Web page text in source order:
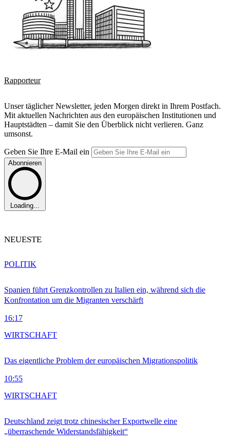
Rapporteur
Unser täglicher Newsletter, jeden Morgen direkt in Ihrem Postfach.
Mit aktuellen Nachrichten aus den europäischen Institutionen und
Hauptstädten – damit Sie den Überblick nicht verlieren. Ganz
umsonst.
Geben Sie Ihre E-Mail ein
Abonnieren
Loading...
NEUESTE
Spanien führt Grenzkontrollen zu Italien ein, während sich die
Konfrontation um die Migranten verschärft
16:17
POLITIK
Das eigentliche Problem der europäischen Migrationspolitik
10:55
WIRTSCHAFT
Deutschland zeigt trotz chinesischer Exportwelle eine
„überraschende Widerstandsfähigkeit“
WIRTSCHAFT